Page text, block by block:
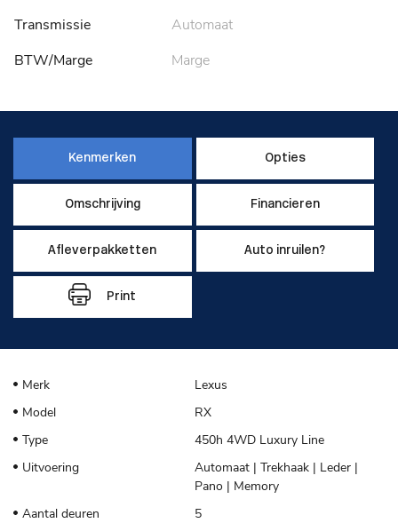
Transmissie
Automaat
BTW/Marge
Marge
Kenmerken Opties
Omschrijving Financieren
Afleverpakketten Auto inruilen?
Print
Merk
Lexus
Model
RX
Type
450h 4WD Luxury Line
Uitvoering
Automaat | Trekhaak | Leder |
Pano | Memory
Aantal deuren
5